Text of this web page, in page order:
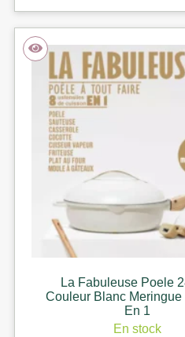
La Fabuleuse Poele
Couleur Blanc Meringue
En 1
En stock